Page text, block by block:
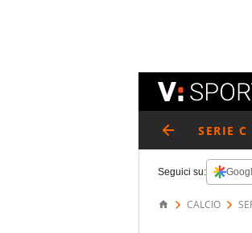
SERIE C
Seguici su:
CALCIO